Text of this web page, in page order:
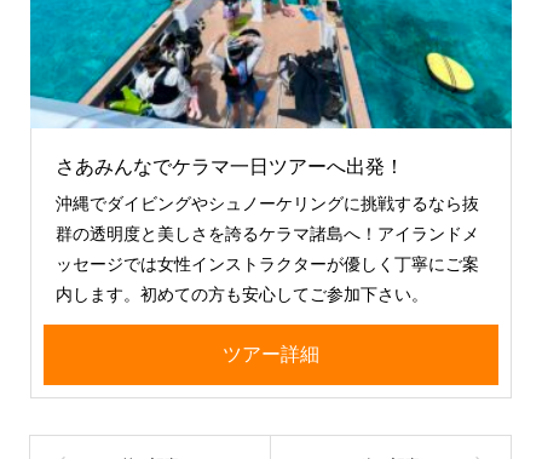
さあみんなでケラマ一日ツアーへ出発！
沖縄でダイビングやシュノーケリングに挑戦するなら抜
群の透明度と美しさを誇るケラマ諸島へ！アイランドメ
ッセージでは女性インストラクターが優しく丁寧にご案
内します。初めての方も安心してご参加下さい。
ツアー詳細